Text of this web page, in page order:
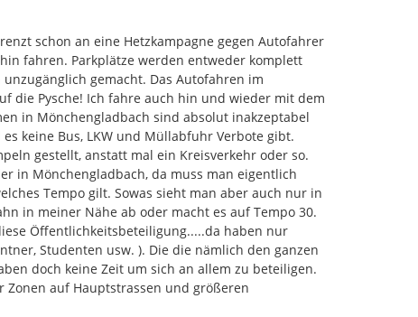
klicken
werden alle für den Lärmaktionsplan relevanten
fachlich ausgewertet und anschließend anonym
und evtl. Aufnahme in den Entwurf des
vorgenommen. Zum weiteren Verfahren siehe die
zum Lärmaktionsplan.
schon an eine Hetzkampagne gegen Autofahrer
fahren. Parkplätze werden entweder komplett
gemacht. Das Autofahren im
die Pysche! Ich fahre auch hin und wieder mit dem
in Mönchengladbach sind absolut inakzeptabel
keine Bus, LKW und Müllabfuhr Verbote gibt.
gestellt, anstatt mal ein Kreisverkehr oder so.
in Mönchengladbach, da muss man eigentlich
Tempo gilt. Sowas sieht man aber auch nur in
in meiner Nähe ab oder macht es auf Tempo 30.
Öffentlichkeitsbeteiligung.....da haben nur
Studenten usw. ). Die die nämlich den ganzen
doch keine Zeit um sich an allem zu beteiligen.
auf Hauptstrassen und größeren